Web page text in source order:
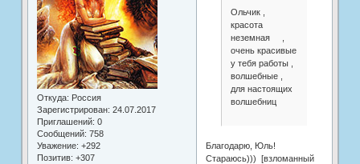
Откуда: Россия
Зарегистрирован: 24.07.2017
Приглашений: 0
Сообщений: 758
Уважение: +292
Позитив: +307
Ольчик ,
красота
неземная ,
очень красивые
у тебя работы ,
волшебные ,
для настоящих
волшебниц
Благодарю, Юль!
Стараюсь))) [взломанный